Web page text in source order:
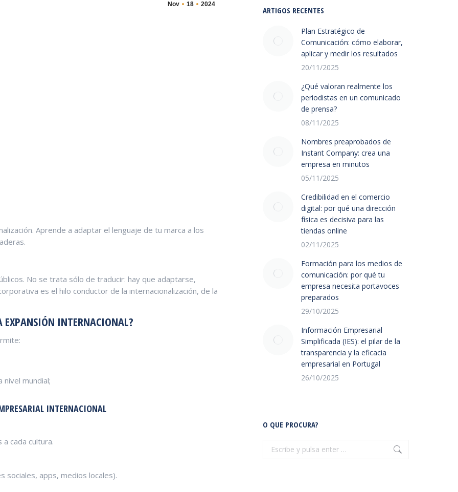
Nov 18 2024
Aprende a adaptar el lenguaje de tu marca a los
No se trata sólo de traducir: hay que adaptarse,
es el hilo conductor de la internacionalización, de la
EXPANSIÓN INTERNACIONAL?
nivel mundial;
INTERNACIONAL
cada cultura.
sociales, apps, medios locales).
ARTIGOS RECENTES
Plan Estratégico de
Comunicación: cómo elaborar,
aplicar y medir los resultados
20/11/2025
¿Qué valoran realmente los
periodistas en un comunicado
de prensa?
08/11/2025
Nombres preaprobados de
Instant Company: crea una
empresa en minutos
05/11/2025
Credibilidad en el comercio
digital: por qué una dirección
física es decisiva para las
tiendas online
02/11/2025
Formación para los medios de
comunicación: por qué tu
empresa necesita portavoces
preparados
29/10/2025
Información Empresarial
Simplificada (IES): el pilar de la
transparencia y la eficacia
empresarial en Portugal
26/10/2025
O QUE PROCURA?
Buscar: